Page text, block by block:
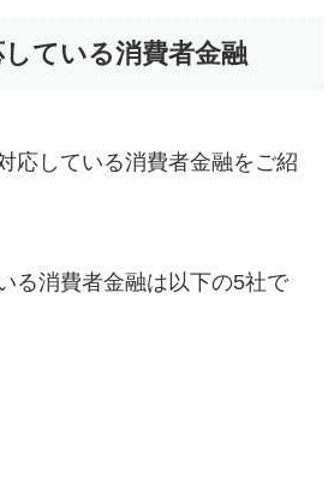
ている消費者金融
応している消費者金融をご紹
る消費者金融は以下の5社で